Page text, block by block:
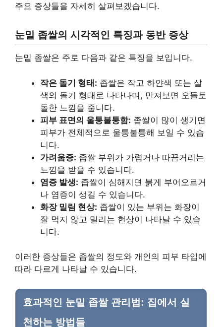
주요 증상들을 자세히 살펴보겠습니다.
눈밑 좁쌀의 시각적인 특징과 동반 증상
눈밑 좁쌀은 주로 다음과 같은 특징을 보입니다.
작은 돌기 형태: 좁쌀은 작고 하얀색 또는 살
색의 돌기 형태로 나타나며, 만져보면 오돌토
돌한 느낌을 줍니다.
피부 표면의 울퉁불퉁함: 좁쌀이 많이 생기면
피부가 전체적으로 울퉁불퉁해 보일 수 있습
니다.
가려움증: 좁쌀 부위가 가렵거나 따끔거리는
느낌을 받을 수 있습니다.
염증 발생: 좁쌀이 심해지면 붉게 부어오르거
나 염증이 생길 수 있습니다.
화장 밀림 현상: 좁쌀이 있는 부위는 화장이
잘 먹지 않고 밀리는 현상이 나타날 수 있습
니다.
이러한 증상들은 좁쌀의 정도와 개인의 피부 타입에
따라 다르게 나타날 수 있습니다.
효과적인 눈밑 좁쌀 관리법: 집에서 실
천하는 방법들